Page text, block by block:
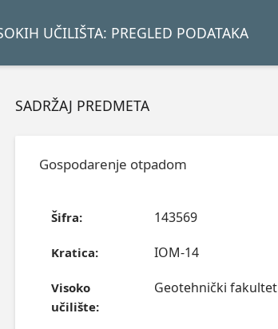
UČILIŠTA: PREGLED PODATAKA
SADRŽAJ PREDMETA
Gospodarenje otpadom
Šifra: 143569
Kratica: IOM-14
Visoko
učilište:
Geotehnički fakultet